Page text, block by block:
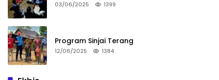
03/06/2025 1399
Program Sinjai Terang
12/06/2025 1384